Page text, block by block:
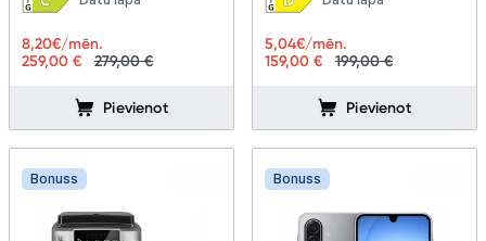
259,00 € 279,00 €
8,20€/mēn.
Pievienot
159,00 € 199,00 €
5,04€/mēn.
Pievienot
Bonuss Bonuss